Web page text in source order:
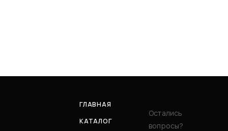
ГЛАВНАЯ
КАТАЛОГ
Остались
вопросы?